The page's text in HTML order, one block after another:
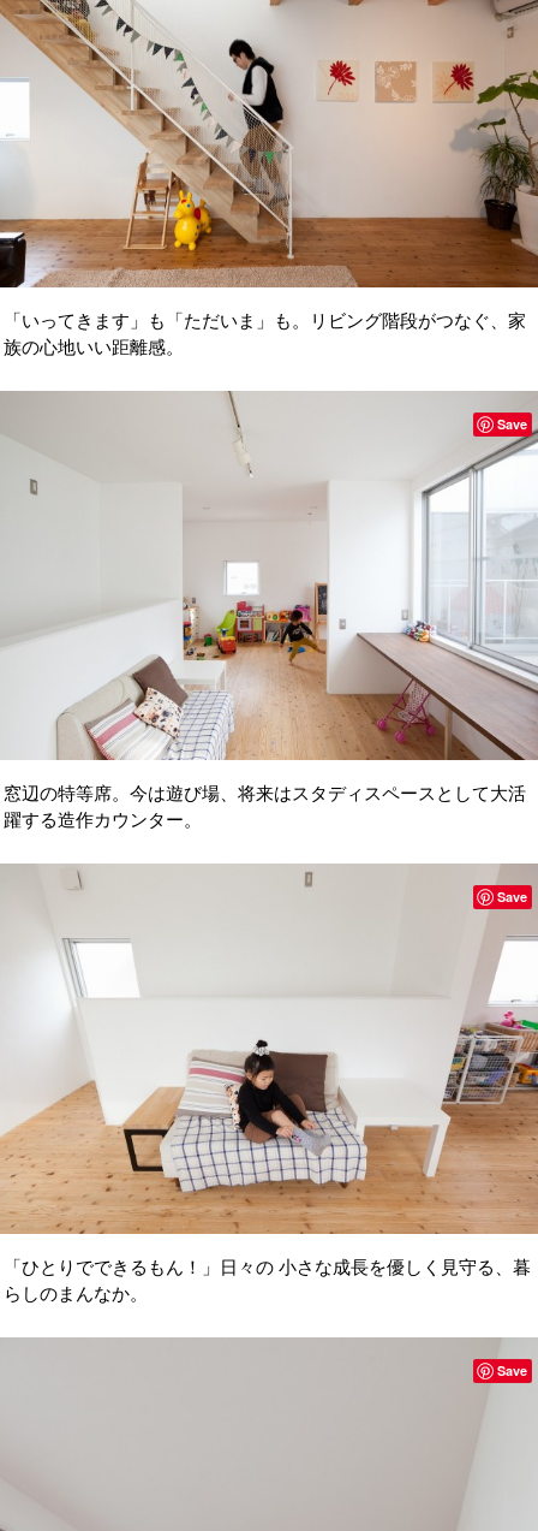
「いってきます」も「ただいま」も。リビング階段がつなぐ、家
族の心地いい距離感。
窓辺の特等席。今は遊び場、将来はスタディスペースとして大活
躍する造作カウンター。
Save
「ひとりでできるもん！」日々の 小さな成長を優しく見守る、暮
らしのまんなか。
Save
Save